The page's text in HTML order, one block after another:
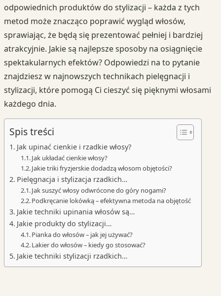
odpowiednich produktów do stylizacji – każda z tych
metod może znacząco poprawić wygląd włosów,
sprawiając, że będą się prezentować pełniej i bardziej
atrakcyjnie. Jakie są najlepsze sposoby na osiągnięcie
spektakularnych efektów? Odpowiedzi na to pytanie
znajdziesz w najnowszych technikach pielęgnacji i
stylizacji, które pomogą Ci cieszyć się pięknymi włosami
każdego dnia.
Spis treści
Jak upinać cienkie i rzadkie włosy?
Jak układać cienkie włosy?
Jakie triki fryzjerskie dodadzą włosom objętości?
Pielęgnacja i stylizacja rzadkich…
Jak suszyć włosy odwrócone do góry nogami?
Podkręcanie lokówką – efektywna metoda na objętość
Jakie techniki upinania włosów są…
Jakie produkty do stylizacji…
Pianka do włosów – jak jej używać?
Lakier do włosów – kiedy go stosować?
Jakie techniki stylizacji rzadkich…